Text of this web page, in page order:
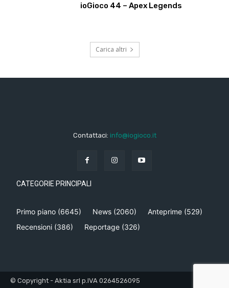
ioGioco 44 – Apex Legends
Carica altri
Contattaci: info@iogioco.it
CATEGORIE PRINCIPALI
Primo piano (6645) News (2060) Anteprime (529)
Recensioni (386) Reportage (326)
© Copyright - Aktia srl p.IVA 0264526095